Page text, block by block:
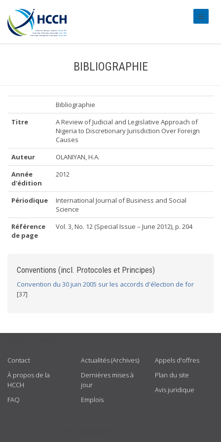
BIBLIOGRAPHIE
Bibliographie
Titre
A Review of Judicial and Legislative Approach of
Nigeria to Discretionary Jurisdiction Over Foreign
Causes
Auteur
OLANIYAN, H.A.
Année
d'édition
2012
Périodique
International Journal of Business and Social
Science
Référence
de page
Vol. 3, No. 12 (Special Issue – June 2012), p. 204
Conventions (incl. Protocoles et Principes)
Convention du 30 juin 2005 sur les accords d'élection de for
[37]
Contact
À propos de la
HCCH
FAQ
Actualités (Archives)
Dernières mises à
jour
Emplois
Appels d'offres
Plan du site
Avis juridique